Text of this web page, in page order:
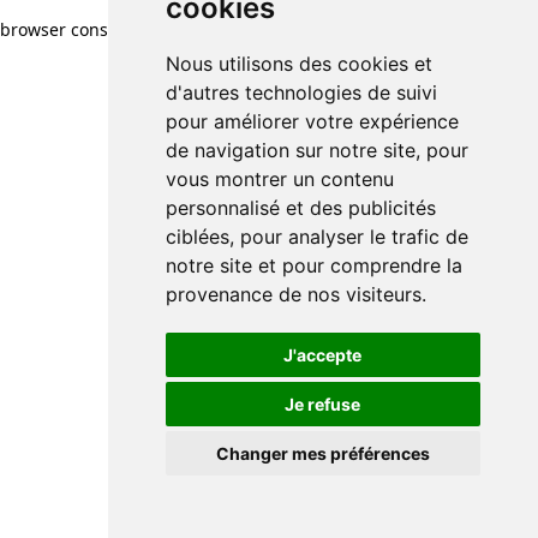
cookies
Nous utilisons des cookies et
d'autres technologies de suivi
pour améliorer votre expérience
de navigation sur notre site, pour
vous montrer un contenu
personnalisé et des publicités
ciblées, pour analyser le trafic de
notre site et pour comprendre la
provenance de nos visiteurs.
J'accepte
Je refuse
Changer mes préférences
browser console for more information)